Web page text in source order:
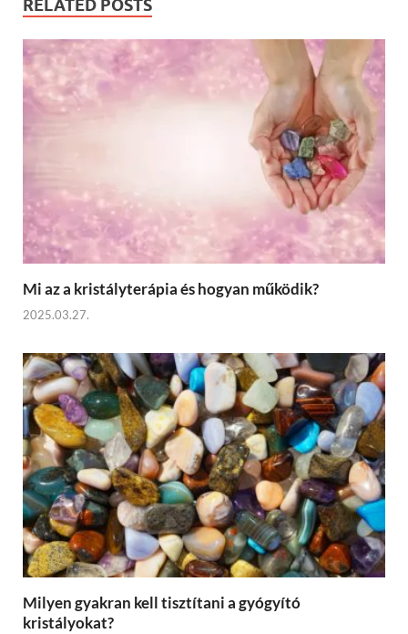
RELATED POSTS
Mi az a kristályterápia és hogyan működik?
2025.03.27.
Milyen gyakran kell tisztítani a gyógyító
kristályokat?